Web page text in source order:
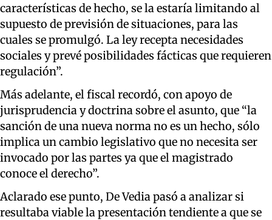
características de hecho, se la estaría limitando al
supuesto de previsión de situaciones, para las
cuales se promulgó. La ley recepta necesidades
sociales y prevé posibilidades fácticas que requieren
regulación”.
Más adelante, el fiscal recordó, con apoyo de
jurisprudencia y doctrina sobre el asunto, que “la
sanción de una nueva norma no es un hecho, sólo
implica un cambio legislativo que no necesita ser
invocado por las partes ya que el magistrado
conoce el derecho”.
Aclarado ese punto, De Vedia pasó a analizar si
resultaba viable la presentación tendiente a que se